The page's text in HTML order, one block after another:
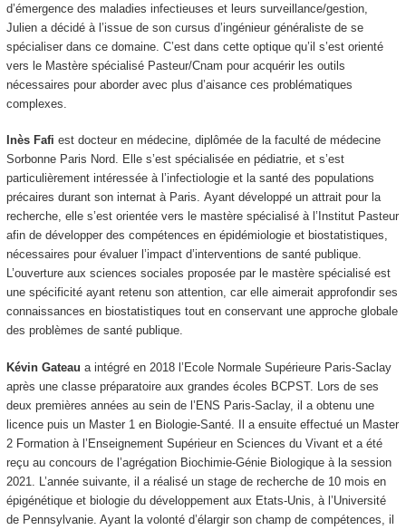
d’émergence des maladies infectieuses et leurs surveillance/gestion,
Julien a décidé à l’issue de son cursus d’ingénieur généraliste de se
spécialiser dans ce domaine. C’est dans cette optique qu’il s’est orienté
vers le Mastère spécialisé Pasteur/Cnam pour acquérir les outils
nécessaires pour aborder avec plus d’aisance ces problématiques
complexes.
Inès Fafi est docteur en médecine, diplômée de la faculté de médecine
Sorbonne Paris Nord. Elle s’est spécialisée en pédiatrie, et s’est
particulièrement intéressée à l’infectiologie et la santé des populations
précaires durant son internat à Paris. Ayant développé un attrait pour la
recherche, elle s’est orientée vers le mastère spécialisé à l’Institut Pasteur
afin de développer des compétences en épidémiologie et biostatistiques,
nécessaires pour évaluer l’impact d’interventions de santé publique.
L’ouverture aux sciences sociales proposée par le mastère spécialisé est
une spécificité ayant retenu son attention, car elle aimerait approfondir ses
connaissances en biostatistiques tout en conservant une approche globale
des problèmes de santé publique.
Kévin Gateau a intégré en 2018 l’Ecole Normale Supérieure Paris-Saclay
après une classe préparatoire aux grandes écoles BCPST. Lors de ses
deux premières années au sein de l’ENS Paris-Saclay, il a obtenu une
licence puis un Master 1 en Biologie-Santé. Il a ensuite effectué un Master
2 Formation à l’Enseignement Supérieur en Sciences du Vivant et a été
reçu au concours de l’agrégation Biochimie-Génie Biologique à la session
2021. L’année suivante, il a réalisé un stage de recherche de 10 mois en
épigénétique et biologie du développement aux Etats-Unis, à l’Université
de Pennsylvanie. Ayant la volonté d’élargir son champ de compétences, il